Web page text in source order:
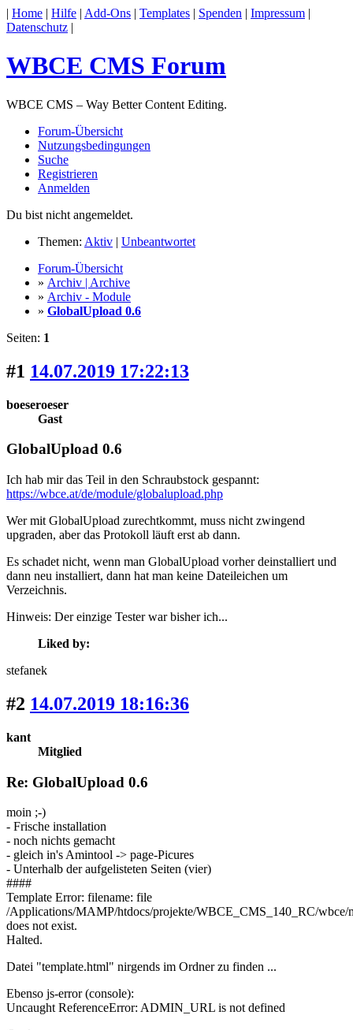
| Home | Hilfe | Add-Ons | Templates | Spenden | Impressum |
Datenschutz |
WBCE CMS Forum
WBCE CMS – Way Better Content Editing.
Forum-Übersicht
Nutzungsbedingungen
Suche
Registrieren
Anmelden
Du bist nicht angemeldet.
Themen: Aktiv | Unbeantwortet
Forum-Übersicht
» Archiv | Archive
» Archiv - Module
» GlobalUpload 0.6
Seiten: 1
#1 14.07.2019 17:22:13
boeseroeser
Gast
GlobalUpload 0.6
Ich hab mir das Teil in den Schraubstock gespannt:
https://wbce.at/de/module/globalupload.php
Wer mit GlobalUpload zurechtkommt, muss nicht zwingend
upgraden, aber das Protokoll läuft erst ab dann.
Es schadet nicht, wenn man GlobalUpload vorher deinstalliert und
dann neu installiert, dann hat man keine Dateileichen um
Verzeichnis.
Hinweis: Der einzige Tester war bisher ich...
Liked by:
stefanek
#2 14.07.2019 18:16:36
kant
Mitglied
Re: GlobalUpload 0.6
moin ;-)
- Frische installation
- noch nichts gemacht
- gleich in's Amintool -> page-Picures
- Unterhalb der aufgelisteten Seiten (vier)
####
Template Error: filename: file
/Applications/MAMP/htdocs/projekte/WBCE_CMS_140_RC/wbce/
does not exist.
Halted.
Datei "template.html" nirgends im Ordner zu finden ...
Ebenso js-error (console):
Uncaught ReferenceError: ADMIN_URL is not defined